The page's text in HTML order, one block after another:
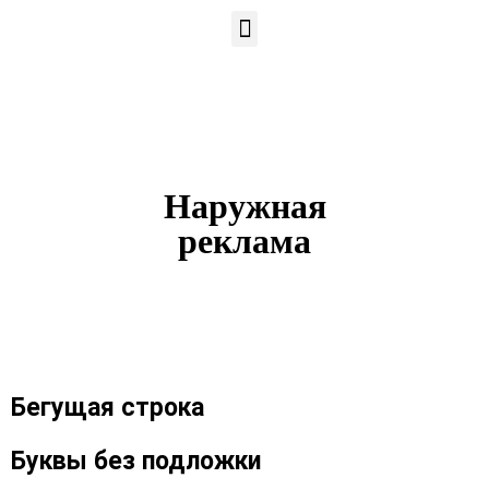
Наружная
реклама
Бегущая строка
Буквы без подложки